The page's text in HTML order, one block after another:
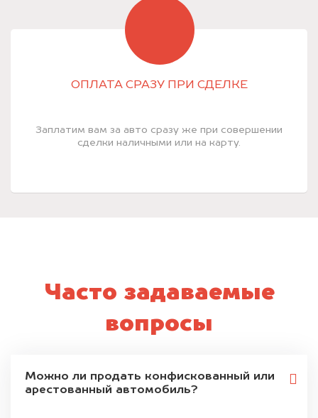
ОПЛАТА СРАЗУ ПРИ СДЕЛКЕ
Заплатим вам за авто сразу же при совершении
сделки наличными или на карту.
Часто задаваемые
вопросы
Можно ли продать конфискованный или
арестованный автомобиль?